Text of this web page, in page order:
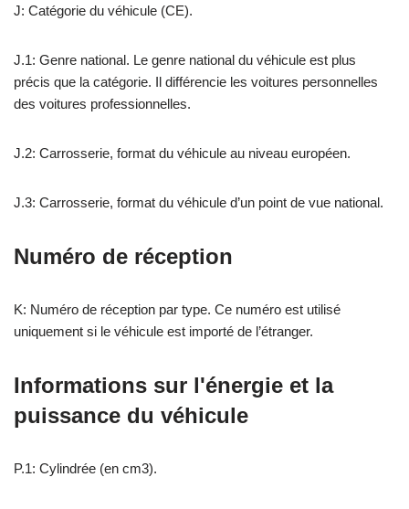
J: Catégorie du véhicule (CE).
J.1: Genre national. Le genre national du véhicule est plus
précis que la catégorie. Il différencie les voitures personnelles
des voitures professionnelles.
J.2: Carrosserie, format du véhicule au niveau européen.
J.3: Carrosserie, format du véhicule d’un point de vue national.
Numéro de réception
K: Numéro de réception par type. Ce numéro est utilisé
uniquement si le véhicule est importé de l’étranger.
Informations sur l'énergie et la
puissance du véhicule
P.1: Cylindrée (en cm3).